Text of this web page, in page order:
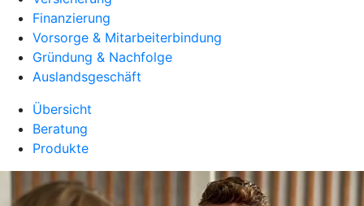
Finanzierung
Vorsorge & Mitarbeiterbindung
Gründung & Nachfolge
Auslandsgeschäft
Übersicht
Beratung
Produkte